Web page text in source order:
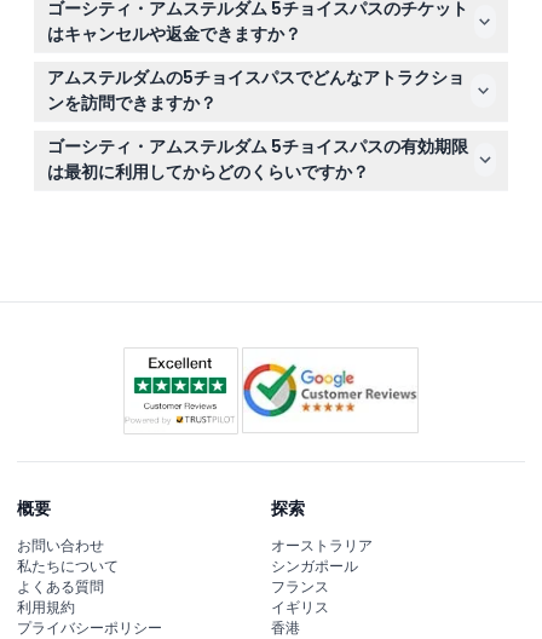
参してください。また、各アトラクションの営業時間や特
定の入場要件を事前に確認しておくとスムーズに訪問でき
ます。
ゴーシティ・アムステルダム 5チョイスパスのチケット
はキャンセルや返金できますか？
5チョイスパスのチケットは返金不可でキャンセルもでき
ないため、購入前にご予定をよくご確認ください。
アムステルダムの5チョイスパスでどんなアトラクショ
ンを訪問できますか？
国立美術館（ライクスミュージアム）、ハイネケンエクス
ペリエンス、アムステルダム運河クルーズなど40以上の
アトラクションから選べます。このパスにはストッシャー
ゴーシティ・アムステルダム 5チョイスパスの有効期限
は最初に利用してからどのくらいですか？
概要
お問い合わせ
私たちについて
よくある質問
利用規約
プライバシーポリシー
探索
オーストラリア
シンガポール
フランス
イギリス
香港